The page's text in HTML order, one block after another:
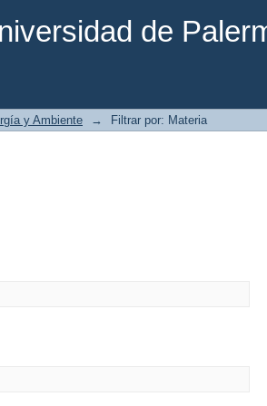
de
y Ambiente → Filtrar por: Materia